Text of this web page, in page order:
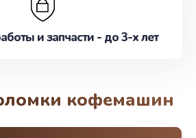
и запчасти - до 3-х лет
кофемашин